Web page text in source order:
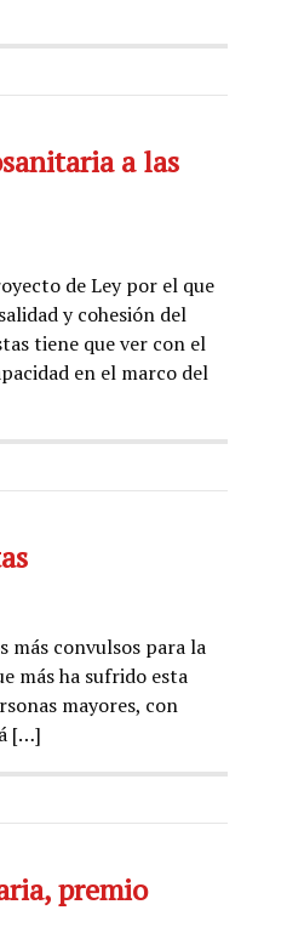
a las
de Ley por el que
y cohesión del
tiene que ver con el
en el marco del
más convulsos para la
más ha sufrido esta
mayores, con
[…]
premio